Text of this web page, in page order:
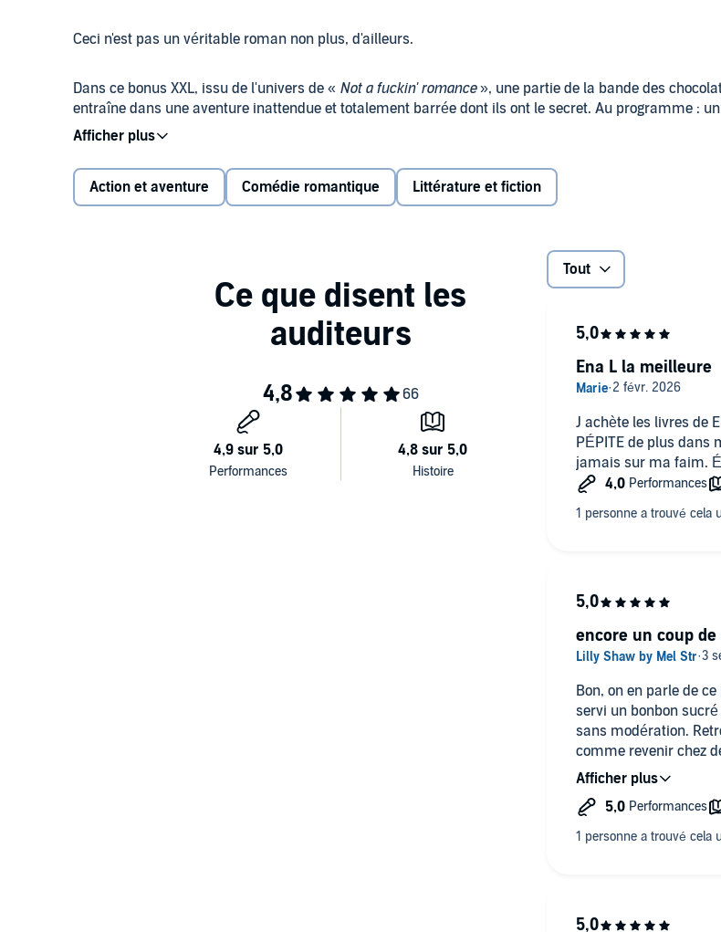
Ceci n'est pas un véritable roman non plus, d'ailleurs.
Dans ce bonus XXL, issu de l'univers de « Not a fuckin' romance», une partie de la bande des
entraîne dans une aventure inattendue et totalement barrée dont ils ont le secret. Au programme : un
enterrement de vie de jeune fille, un avion qu'il ne faut pas rater, un camping-car tout pourri, une
tracteur, une terrible vendeuse de melons, des écrous à visser (qui auront toute leur importance), des
des délires, des moments tendres, et quelques grosses révélations.
Prêts à vivre une journée inoubliable en leur compagnie ? Accrochez vos ceintures !
©2025 Ena L. (P)2025 Audible GmbH
Action et aventure Comédie romantique Littérature et fiction
Tout
J achète les livres de
PÉPITE de plus dans
jamais sur ma faim.
Ena L la meilleure
Bon, on en parle de
servi un bonbon
sans modération.
comme revenir chez
bref… on kiffe. 💜
Et quand ce plaisir
que le bonbon devient
encore un coup de